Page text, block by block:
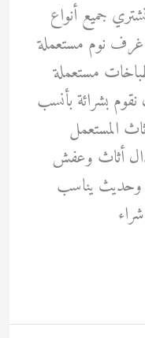
جميع أنواع
غرف نوم مستعملة
مستعملة
بشرائة بأنسب
المستعمل
أثاث وعفش
يناسب